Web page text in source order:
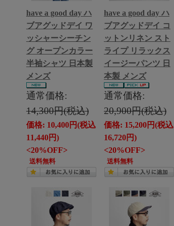
have a good day ハ
ブアグッドデイ ワ
ッシャーシーチン
グ オープンカラー
半袖シャツ 日本製
メンズ
通常価格:
14,300円(税込)
価格: 10,400円(税込
11,440円)
<20%OFF>
送料無料
have a good day ハ
ブアグッドデイ コ
ットンリネン スト
ライプ リラックス
イージーパンツ 日
本製 メンズ
通常価格:
20,900円(税込)
価格: 15,200円(税込
16,720円)
<20%OFF>
送料無料